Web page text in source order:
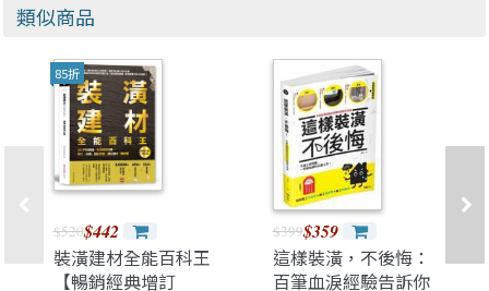
類似商品
85折
$520$442
裝潢建材全能百科王
【暢銷經典增訂
$399$359
這樣裝潢，不後悔：
百筆血淚經驗告訴你